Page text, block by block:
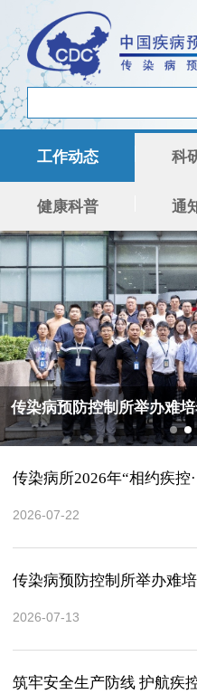
工作动态 科
健康科普 通
传染病预防控制所举办难
传染病所2026年“相约疾控
2026-07-22
传染病预防控制所举办难
2026-07-13
筑牢安全生产防线 护航